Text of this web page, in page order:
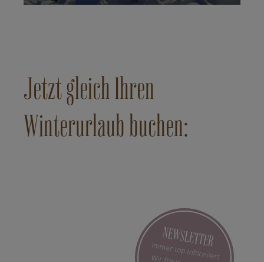
Jetzt gleich Ihren
Winterurlaub buchen:
NEWSLETTER
Immer top informiert